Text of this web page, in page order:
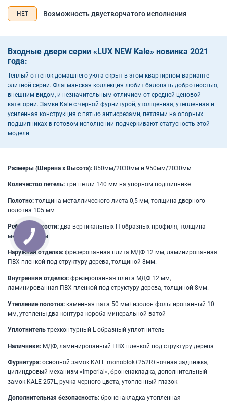
НЕТ Возможность двустворчатого исполнения
Входные двери серии «LUX NEW Kale» новинка 2021
года:
Теплый оттенок домашнего уюта скрыт в этом квартирном варианте
элитной серии. Флагманская коллекция любит баловать добротностью,
внешним видом, и незначительным отличием от средней ценовой
категории. Замки Kale с черной фурнитурой, утолщенная, утепленная и
усиленная конструкция с пятью антисрезами, петлями на опорных
подшипниках в готовом исполнении подчеркивают статусность этой
модели.
Размеры (Ширина х Высота): 850мм/2030мм и 950мм/2030мм
Количество петель: три петли 140 мм на упорном подшипнике
Полотно: толщина металлического листа 0,5 мм, толщина дверного
полотна 105 мм
Ребра жесткости: два вертикальных П-образных профиля, толщина
металла 1 мм
Наружная отделка: фрезерованная плита МДФ 12 мм, ламинированная
ПВХ пленкой под структуру дерева, толщиной 8мм.
Внутренняя отделка: фрезерованная плита МДФ 12 мм,
ламинированная ПВХ пленкой под структуру дерева, толщиной 8мм.
Утепление полотна: каменная вата 50 мм+изолон фольгированный 10
мм, утеплены два контура короба минеральной ватой
Уплотнитель трехконтурный L-образный уплотнитель
Наличники: МДФ, ламинированный ПВХ пленкой под структуру дерева
Фурнитура: основной замок KALE monoblok+252R+ночная задвижка,
цилиндровый механизм «Imperial», броненакладка, дополнительный
замок KALE 257L, ручка черного цвета, утопленный глазок
Дополнительная безопасность: броненакладка утопленная